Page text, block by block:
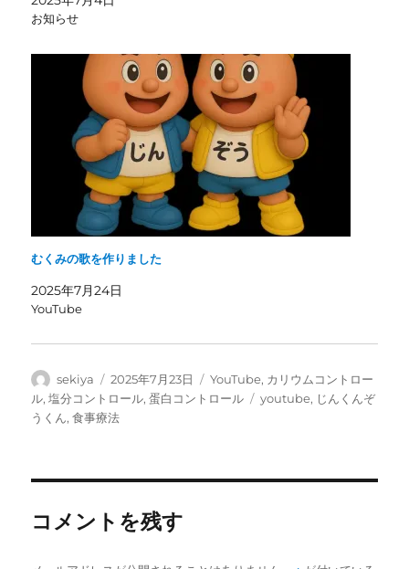
お知らせ
むくみの歌を作りました
2025年7月24日
YouTube
投
稿
者
sekiya
投
稿
日:
2025年7月23日
カ
テ
YouTube, カリウムコントロー
ル,塩分コントロール,蛋白コントロール
タ
youtube, じんくんぞ
うくん,食事療法
コメントを残す